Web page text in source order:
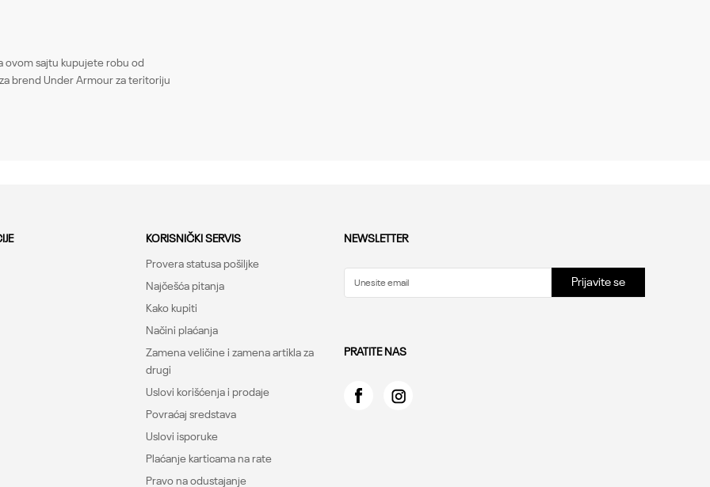
ovom sajtu kupujete robu od
brend Under Armour za teritoriju
KORISNIČKI SERVIS
Provera statusa pošiljke
Najčešća pitanja
Kako kupiti
Načini plaćanja
Zamena veličine i zamena artikla za
drugi
Uslovi korišćenja i prodaje
Povraćaj sredstava
Uslovi isporuke
Plaćanje karticama na rate
Pravo na odustajanje
NEWSLETTER
Prijavite se
PRATITE NAS